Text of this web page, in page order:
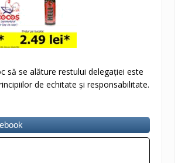
să se alăture restului delegației este
de echitate și responsabilitate.